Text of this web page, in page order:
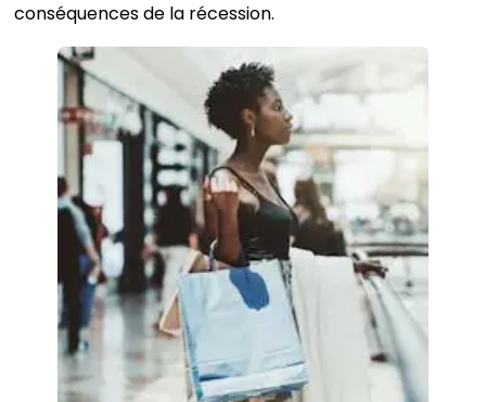
conséquences de la récession.